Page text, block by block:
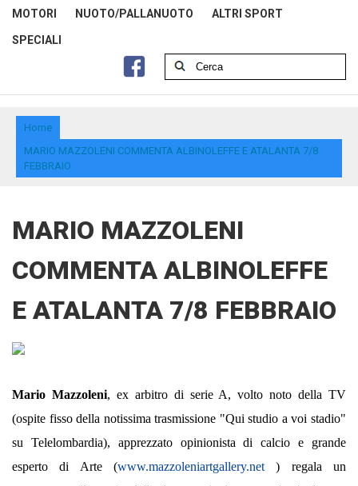
MOTORI NUOTO/PALLANUOTO ALTRI SPORT
SPECIALI
Home
MARIO MAZZOLENI COMMENTA ALBINOLEFFE E ATALANTA 7/8
FEBBRAIO
MARIO MAZZOLENI
COMMENTA ALBINOLEFFE
E ATALANTA 7/8 FEBBRAIO
Mario Mazzoleni, ex arbitro di serie A, volto noto della TV
(ospite fisso della notissima trasmissione "Qui studio a voi stadio"
su Telelombardia), apprezzato opinionista di calcio e grande
esperto di Arte (www.mazzoleniartgallery.net ) regala un